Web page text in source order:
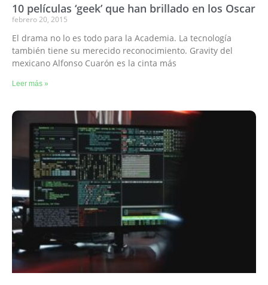
10 películas ‘geek’ que han brillado en los Oscar
febrero 20, 2015
El drama no lo es todo para la Academia. La tecnología
también tiene su merecido reconocimiento. Gravity del
mexicano Alfonso Cuarón es la cinta más
Leer más »